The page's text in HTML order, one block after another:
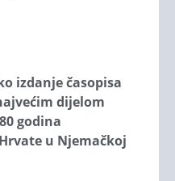
izdanje časopisa
dijelom
godina
u Njemačkoj